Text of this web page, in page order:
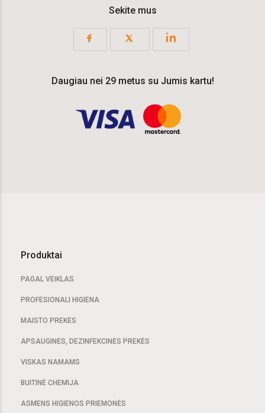
Sekite mus
Daugiau nei 29 metus su Jumis kartu!
Produktai
PAGAL VEIKLAS
PROFESIONALI HIGIENA
MAISTO PREKĖS
APSAUGINĖS, DEZINFEKCINĖS PREKĖS
VISKAS NAMAMS
BUITINĖ CHEMIJA
ASMENS HIGIENOS PRIEMONĖS